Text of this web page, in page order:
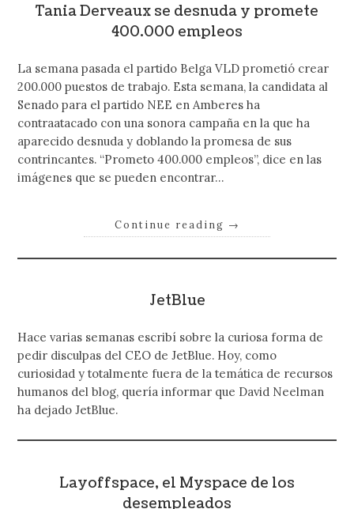
Tania Derveaux se desnuda y promete
400.000 empleos
La semana pasada el partido Belga VLD prometió crear
200.000 puestos de trabajo. Esta semana, la candidata al
Senado para el partido NEE en Amberes ha
contraatacado con una sonora campaña en la que ha
aparecido desnuda y doblando la promesa de sus
contrincantes. “Prometo 400.000 empleos”, dice en las
imágenes que se pueden encontrar…
Continue reading →
JetBlue
Hace varias semanas escribí sobre la curiosa forma de
pedir disculpas del CEO de JetBlue. Hoy, como
curiosidad y totalmente fuera de la temática de recursos
humanos del blog, quería informar que David Neelman
ha dejado JetBlue.
Layoffspace, el Myspace de los
desempleados